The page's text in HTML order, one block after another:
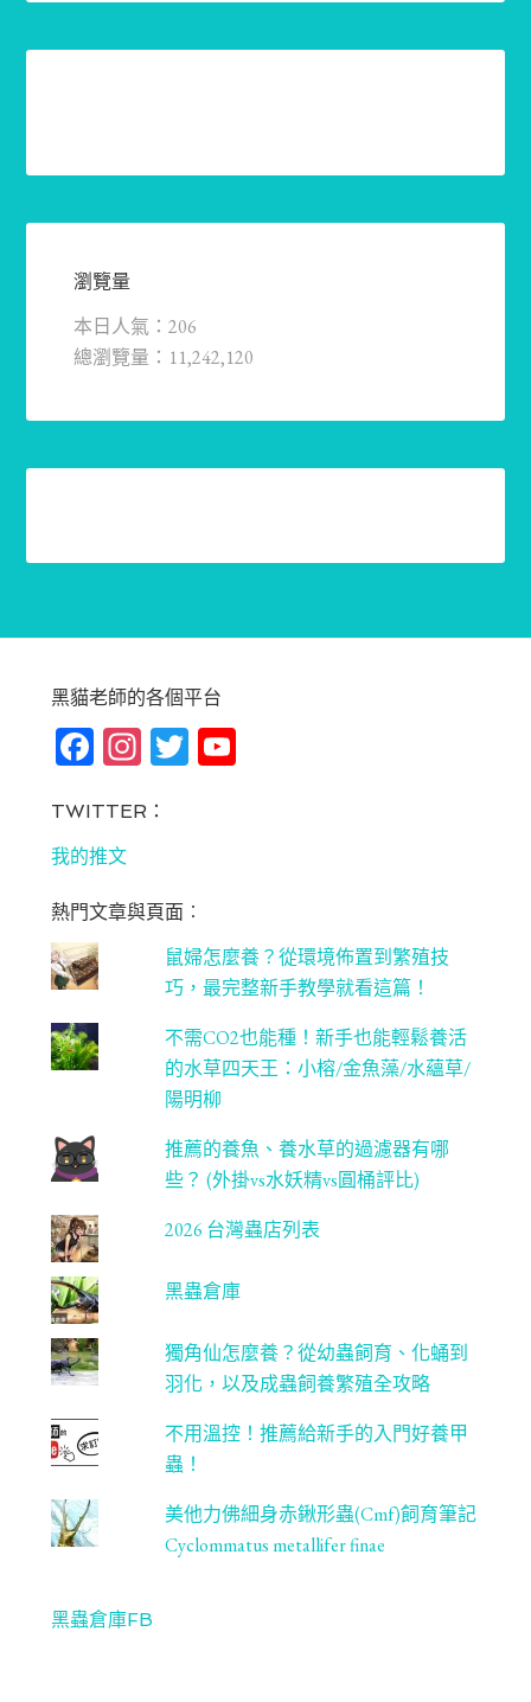
瀏覽量
本日人氣：206
總瀏覽量：11,242,120
黑貓老師的各個平台
Fa
bo
ok
In
ag
m
T Yo
C
ha
n
ne
l
TWITTER：
我的推文
熱門文章與頁面︰
鼠婦怎麼養？從環境佈置到繁殖技
巧，最完整新手教學就看這篇！
不需CO2也能種！新手也能輕鬆養活
的水草四天王：小榕/金魚藻/水蘊草/
陽明柳
推薦的養魚、養水草的過濾器有哪
些？ (外掛vs水妖精vs圓桶評比)
2026 台灣蟲店列表
黑蟲倉庫
獨角仙怎麼養？從幼蟲飼育、化蛹到
羽化，以及成蟲飼養繁殖全攻略
不用溫控！推薦給新手的入門好養甲
蟲！
美他力佛細身赤鍬形蟲(Cmf)飼育筆記
Cyclommatus metallifer finae
黑蟲倉庫FB